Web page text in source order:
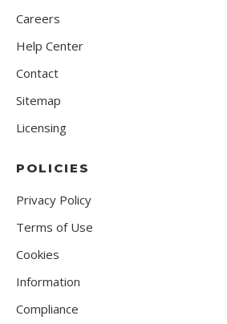
Careers
Help Center
Contact
Sitemap
Licensing
POLICIES
Privacy Policy
Terms of Use
Cookies
Information
Compliance